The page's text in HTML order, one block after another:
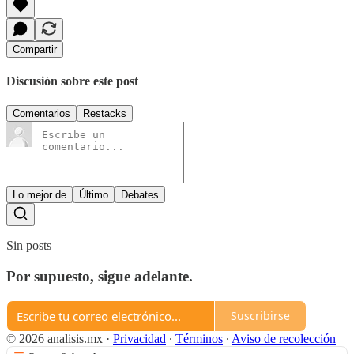
Compartir
Discusión sobre este post
Comentarios Restacks
Lo mejor de Último Debates
Sin posts
Por supuesto, sigue adelante.
Suscribirse
© 2026 analisis.mx · Privacidad ∙ Términos ∙ Aviso de recolección